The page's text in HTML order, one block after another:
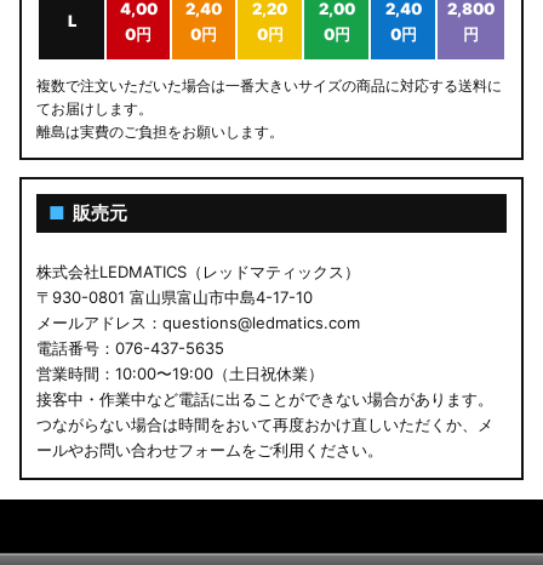
L
4,00
0円
2,40
0円
2,20
0円
2,00
0円
2,40
0円
2,800
円
複数で注文いただいた場合は一番大きいサイズの商品に対応する送料に
てお届けします。
離島は実費のご負担をお願いします。
■ 販売元
株式会社LEDMATICS（レッドマティックス）
〒930-0801 富山県富山市中島4-17-10
メールアドレス：questions@ledmatics.com
電話番号：076-437-5635
営業時間：10:00〜19:00（土日祝休業）
接客中・作業中など電話に出ることができない場合があります。
つながらない場合は時間をおいて再度おかけ直しいただくか、メ
ールやお問い合わせフォームをご利用ください。